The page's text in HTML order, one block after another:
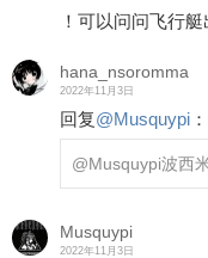
！可以问问飞行
hana_nsoromma
2022年11月3日
回复@Musquypi ：
@Musquypi波西
Musquypi
2022年11月3日